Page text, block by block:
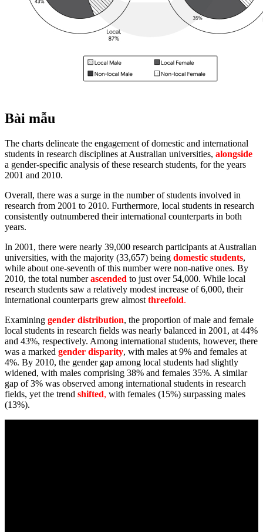
Bài mẫu
The charts delineate the engagement of domestic and international
students in research disciplines at Australian universities, alongside
a gender-specific analysis of these research students, for the years
2001 and 2010.
Overall, there was a surge in the number of students involved in
research from 2001 to 2010. Furthermore, local students in research
consistently outnumbered their international counterparts in both
years.
In 2001, there were nearly 39,000 research participants at Australian
universities, with the majority (33,657) being domestic students,
while about one-seventh of this number were non-native ones. By
2010, the total numberascended to just over 54,000. While local
research students saw a relatively modest increase of 6,000, their
international counterparts grew almost threefold.
Examining gender distribution, the proportion of male and female
local students in research fields was nearly balanced in 2001, at 44%
and 43%, respectively. Among international students, however, there
was a marked gender disparity, with males at 9% and females at
4%. By 2010, the gender gap among local students had slightly
widened, with males comprising 38% and females 35%. A similar
gap of 3% was observed among international students in research
fields, yet the trend shifted, with females (15%) surpassing males
(13%).